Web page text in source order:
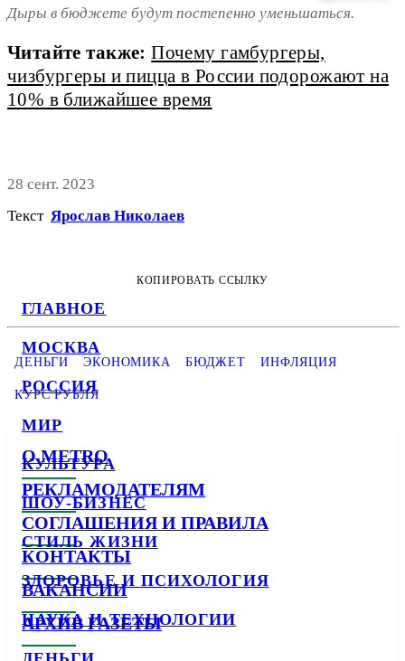
ГЛАВНОЕ
МОСКВА
РОССИЯ
МИР
КУЛЬТУРА
ШОУ-БИЗНЕС
СТИЛЬ ЖИЗНИ
ЗДОРОВЬЕ И ПСИХОЛОГИЯ
НАУКА И ТЕХНОЛОГИИ
Дыры в бюджете будут постепенно уменьшаться.
Читайте также:Почему гамбургеры,
чизбургеры и пицца в России подорожают на
10% в ближайшее время
28 сент. 2023
Текст Ярослав Николаев
КОПИРОВАТЬ ССЫЛКУ
ДЕНЬГИ ЭКОНОМИКА БЮДЖЕТ ИНФЛЯЦИЯ
КУРС РУБЛЯ
О METRO
РЕКЛАМОДАТЕЛЯМ
СОГЛАШЕНИЯ И ПРАВИЛА
КОНТАКТЫ
ВАКАНСИИ
АРХИВ ГАЗЕТЫ